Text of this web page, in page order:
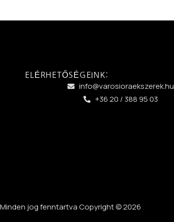
ELÉRHETŐSÉGEINK:
info@varosioraekszerek.hu
+36 20 / 388 95 03
Minden jog fenntartva Copyright © 2026